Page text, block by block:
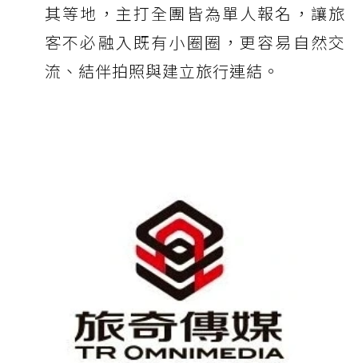
其等地，主打全團皆為單人報名，讓旅
客不必融入既有小圈圈，更容易自然交
流、結伴拍照與建立旅行連結。